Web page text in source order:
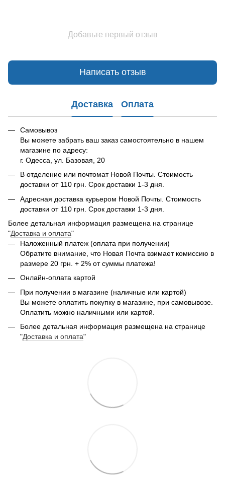
Добавьте первый отзыв
Написать отзыв
Доставка Оплата
Самовывоз
Вы можете забрать ваш заказ самостоятельно в нашем
магазине по адресу:
г. Одесса, ул. Базовая, 20
В отделение или почтомат Новой Почты. Стоимость
доставки от 110 грн. Срок доставки 1-3 дня.
Адресная доставка курьером Новой Почты. Стоимость
доставки от 110 грн. Срок доставки 1-3 дня.
Более детальная информация размещена на странице
"Доставка и оплата"
Наложенный платеж (оплата при получении)
Обратите внимание, что Новая Почта взимает комиссию в
размере 20 грн. + 2% от суммы платежа!
Онлайн-оплата картой
При получении в магазине (наличные или картой)
Вы можете оплатить покупку в магазине, при самовывозе.
Оплатить можно наличными или картой.
Более детальная информация размещена на странице
"Доставка и оплата"